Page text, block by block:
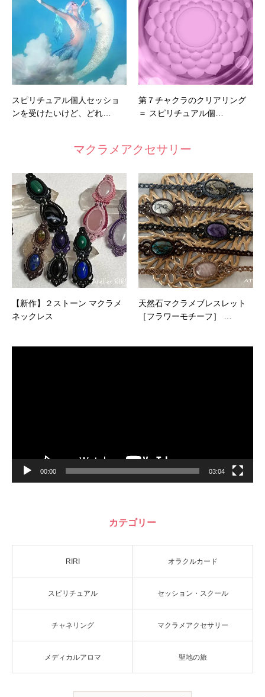
スピリチュアル個人セッショ
ンを受けたいけど、どれ…
第７チャクラのクリアリング
＝ スピリチュアル個…
マクラメアクセサリー
【新作】２ストーン マクラメ
ネックレス
天然石マクラメブレスレット
［フラワーモチーフ］ …
00:00 03:04
カテゴリー
RIRI オラクルカード
スピリチュアル セッション・スクール
チャネリング マクラメアクセサリー
メディカルアロマ 聖地の旅